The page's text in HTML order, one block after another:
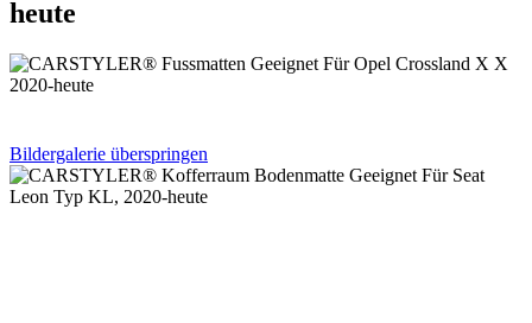
heute
Bildergalerie überspringen